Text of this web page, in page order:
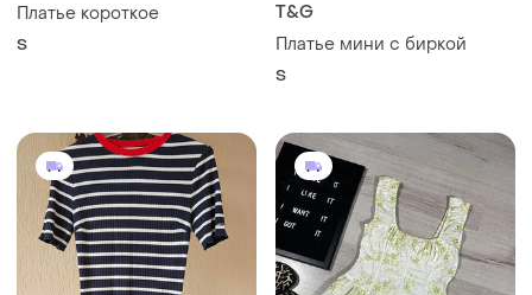
Платье короткое
S
T&G
Платье мини с биркой
S